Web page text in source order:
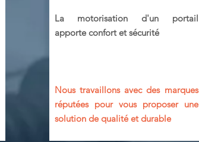
La motorisation d'un portail
apporte confort et sécurité
Nous travaillons avec des marques
réputées pour vous proposer une
solution de qualité et durable